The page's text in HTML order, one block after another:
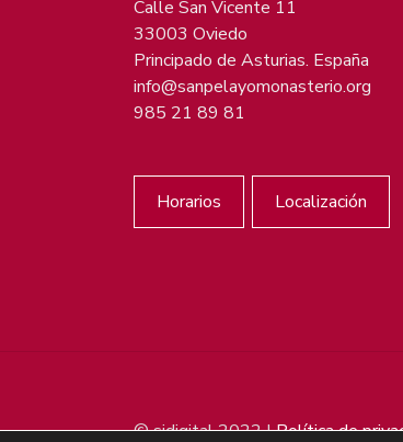
Calle San Vicente 11
33003 Oviedo
Principado de Asturias. España
info@sanpelayomonasterio.org
985 21 89 81
Horarios Localización
© sjdigital 2022 |Política de